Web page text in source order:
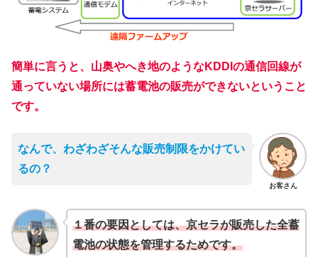
簡単に言うと、山奥やへき地のようなKDDIの通信回線が
通っていない場所には蓄電池の販売ができないということ
です。
お客さん
なんで、わざわざそんな販売制限をかけてい
るの？
１番の要因としては、京セラが販売した全蓄
電池の状態を管理するためです。